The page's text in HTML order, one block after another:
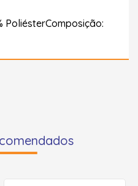
PoliésterComposição: